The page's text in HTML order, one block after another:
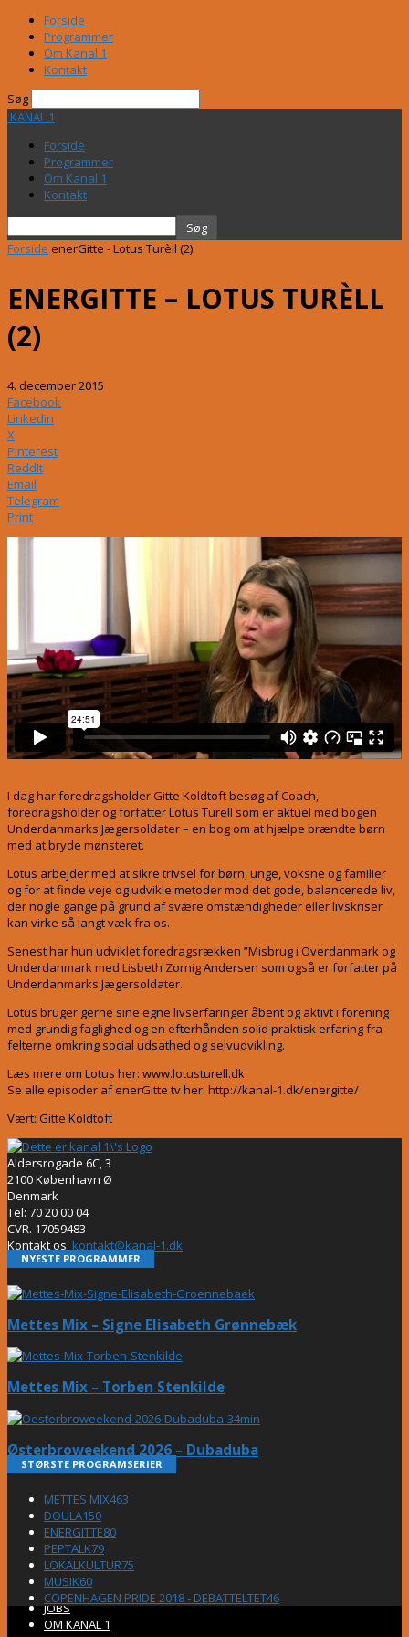
Forside
Programmer
Om Kanal 1
Kontakt
Søg
KANAL 1
Forside
Programmer
Om Kanal 1
Kontakt
Forside enerGitte - Lotus Turèll (2)
ENERGITTE – LOTUS TURÈLL
(2)
4. december 2015
Facebook
Linkedin
X
Pinterest
ReddIt
Email
Telegram
Print
I dag har foredragsholder Gitte Koldtoft besøg af Coach,
foredragsholder og forfatter Lotus Turell som er aktuel med bogen
Underdanmarks Jægersoldater – en bog om at hjælpe brændte børn
med at bryde mønsteret.
Lotus arbejder med at sikre trivsel for børn, unge, voksne og familier
og for at finde veje og udvikle metoder mod det gode, balancerede liv,
der nogle gange på grund af svære omstændigheder eller livskriser
kan virke så langt væk fra os.
Senest har hun udviklet foredragsrækken ”Misbrug i Overdanmark og
Underdanmark med Lisbeth Zornig Andersen som også er forfatter på
Underdanmarks Jægersoldater.
Lotus bruger gerne sine egne livserfaringer åbent og aktivt i forening
med grundig faglighed og en efterhånden solid praktisk erfaring fra
felterne omkring social udsathed og selvudvikling.
Læs mere om Lotus her: www.lotusturell.dk
Se alle episoder af enerGitte tv her: http://kanal-1.dk/energitte/
Vært: Gitte Koldtoft
Aldersrogade 6C, 3
2100 København Ø
Denmark
Tel: 70 20 00 04
CVR. 17059483
Kontakt os: kontakt@kanal-1.dk
NYESTE PROGRAMMER
Mettes Mix – Signe Elisabeth Grønnebæk
Mettes Mix – Torben Stenkilde
Østerbroweekend 2026 – Dubaduba
STØRSTE PROGRAMSERIER
METTES MIX463
DOULA150
ENERGITTE80
PEPTALK79
LOKALKULTUR75
MUSIK60
COPENHAGEN PRIDE 2018 - DEBATTELTET46
JOBS
OM KANAL 1